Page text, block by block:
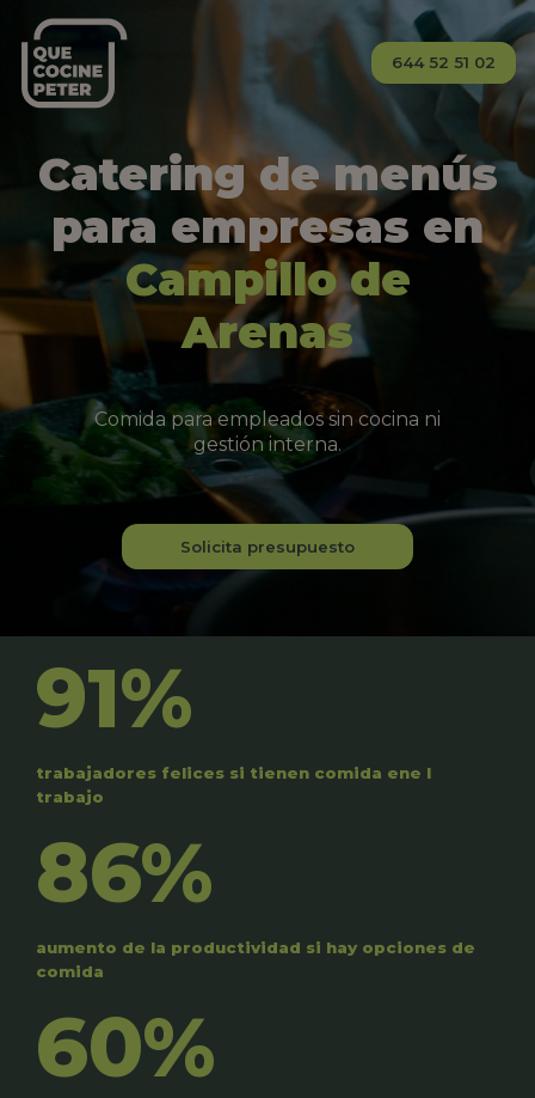
644 52 51 02
Catering de menús
para empresas en
Campillo de
Arenas
Comida para empleados sin cocina ni
gestión interna.
Solicita presupuesto
91%
trabajadores felices si tienen comida ene l
trabajo
86%
aumento de la productividad si hay opciones de
comida
60%